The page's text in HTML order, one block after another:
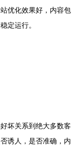
优化效果好，内容包
定运行。
坏关系到绝大多数客
诱人，是否准确，内